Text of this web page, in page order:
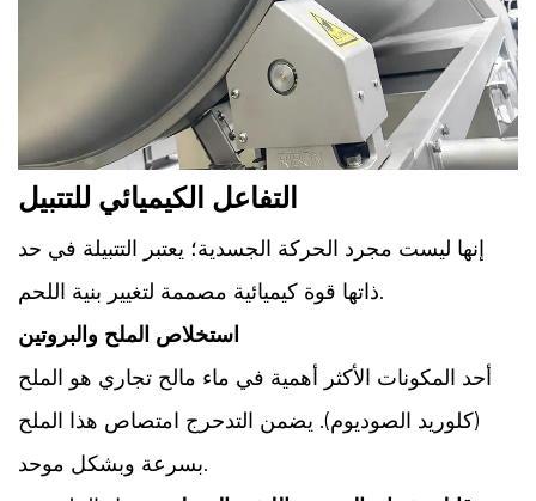
التفاعل الكيميائي للتتبيل
إنها ليست مجرد الحركة الجسدية؛ يعتبر التتبيلة في حد
ذاتها قوة كيميائية مصممة لتغيير بنية اللحم.
استخلاص الملح والبروتين
أحد المكونات الأكثر أهمية في ماء مالح تجاري هو الملح
(كلوريد الصوديوم). يضمن التدحرج امتصاص هذا الملح
بسرعة وبشكل موحد.